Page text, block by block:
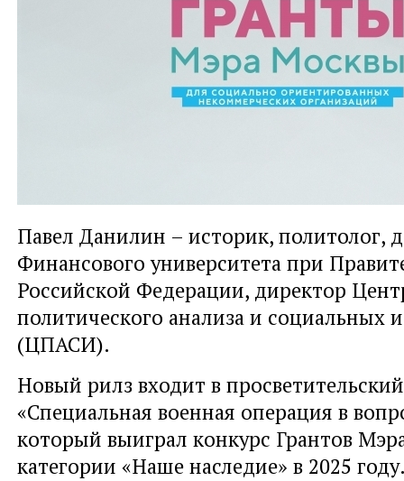
Павел Данилин – историк, политолог,
Финансового университета при
Российской Федерации, директор
политического анализа и социальных
(ЦПАСИ).
Новый рилз входит в
«Специальная военная операция в
который выиграл конкурс Грантов
категории «Наше наследие» в 2025